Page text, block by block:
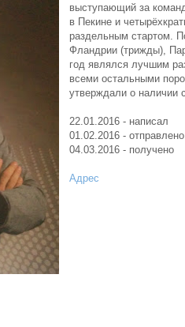
выступающий за
в Пекине и
раздельным стартом.
Фландрии (трижды),
год являлся лучшим
всеми остальными
утверждали о наличии
22.01.2016 - написал
01.02.2016 - отправлено
04.03.2016 - получено
Адрес